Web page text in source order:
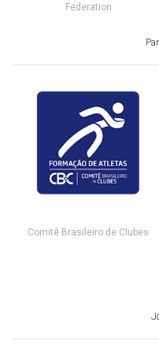
Federation
Comitê Brasileiro de Clubes